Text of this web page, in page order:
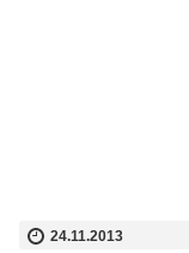
24.11.2013